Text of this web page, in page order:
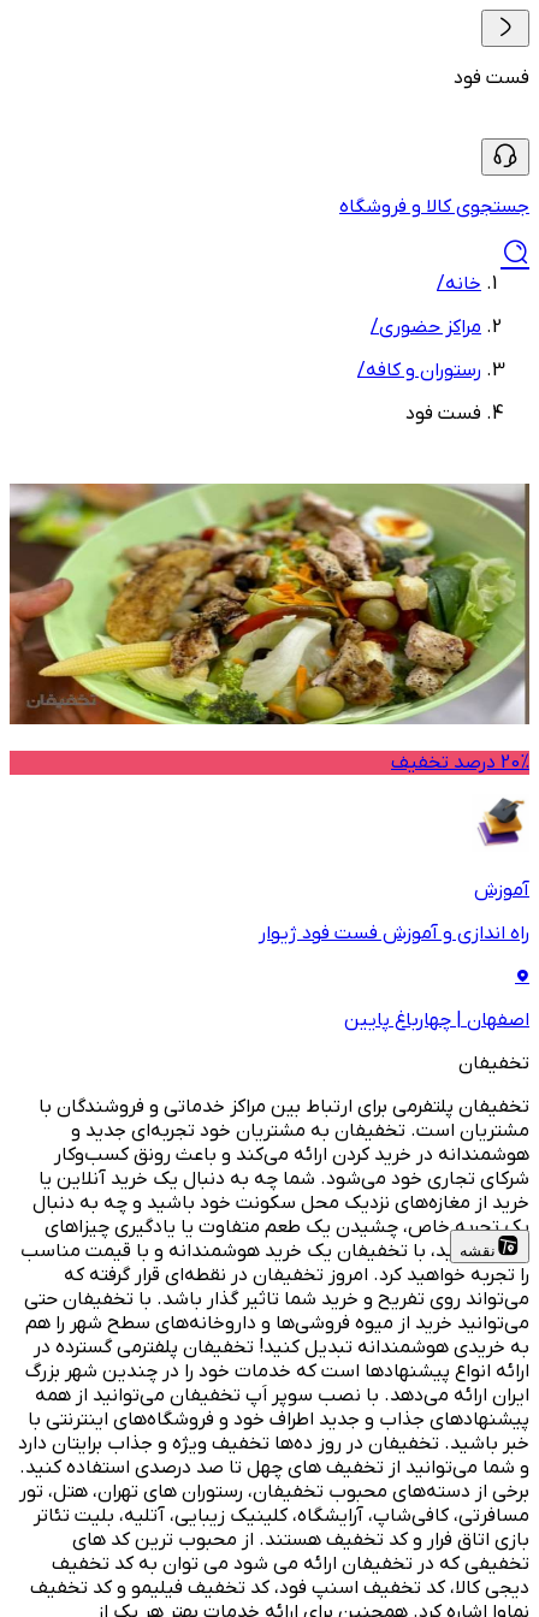
فست فود
جستجوی کالا و فروشگاه
خانه/
مراکز حضوری/
رستوران و کافه/
فست فود
20% درصد تخفیف
آموزش
راه اندازی و آموزش فست فود ژیوار
اصفهان | چهارباغ پایین
تخفیفان
تخفیفان پلتفرمی برای ارتباط بین مراکز خدماتی و فروشندگان با
مشتریان است. تخفیفان به مشتریان خود تجربه‌ای جدید و
هوشمندانه در خرید کردن ارائه می‌کند و باعث رونق کسب‌وکار
شرکای تجاری خود می‌شود. شما چه به دنبال یک خرید آنلاین یا
خرید از مغازه‌های نزدیک محل سکونت خود باشید و چه به دنبال
یک تجربه خاص، چشیدن یک طعم متفاوت یا یادگیری چیزاهای
جدید باشید، با تخفیفان یک خرید هوشمندانه و با قیمت مناسب
را تجربه خواهید کرد. امروز تخفیفان در نقطه‌ای قرار گرفته که
می‌تواند روی تفریح و خرید شما تاثیر گذار باشد. با تخفیفان حتی
می‌توانید خرید از میوه فروشی‌ها و داروخانه‌های سطح شهر را هم
به خریدی هوشمندانه تبدیل کنید! تخفیفان پلفترمی گسترده در
ارائه انواع پیشنهادها است که خدمات خود را در چندین شهر بزرگ
ایران ارائه می‌دهد. با نصب سوپر اَپ تخفیفان می‌توانید از همه
پیشنهادهای جذاب و جدید اطراف خود و فروشگاه‌های اینترنتی با
خبر باشید. تخفیفان در روز ده‌ها تخفیف ویژه و جذاب برایتان دارد
و شما می‌توانید از تخفیف های چهل تا صد درصدی استفاده کنید.
برخی از دسته‌های محبوب تخفیفان، رستوران های تهران، هتل، تور
مسافرتی، کافی‌شاپ، آرایشگاه، کلینیک زیبایی، آتلیه، بلیت تئاتر
بازی اتاق فرار و کد تخفیف هستند. از محبوب ترین کد های
تخفیفی که در تخفیفان ارائه می شود می توان به کد تخفیف
دیجی کالا، کد تخفیف اسنپ فود، کد تخفیف فیلیمو و کد تخفیف
نماوا اشاره کرد. همچنین برای ارائه خدمات بهتر هر یک از
نقشه